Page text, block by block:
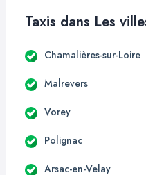
Taxis dans Les
Chamalières-sur-Loire
Malrevers
Vorey
Polignac
Arsac-en-Velay